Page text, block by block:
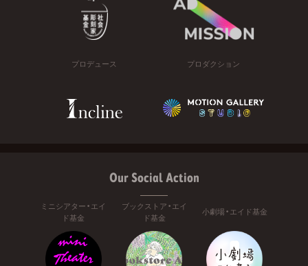
プロデュース プロダクション
Our Social Action
ミニシアター・エイ
ド基金
ブックストア・エイ
ド基金
小劇場・エイド基金